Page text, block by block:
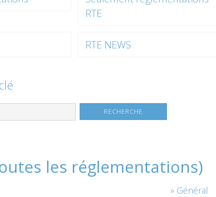
RTE
RTE NEWS
les réglementations)
Général